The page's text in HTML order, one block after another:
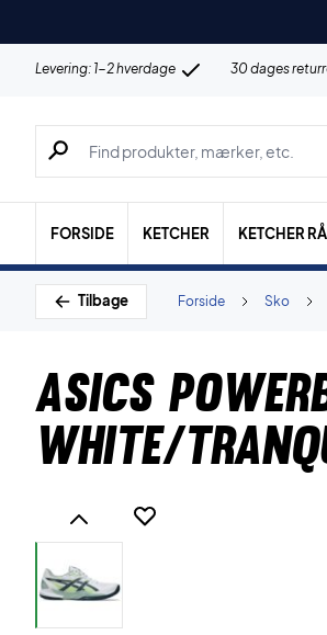
Levering: 1-2 hverdage 30 dages
Søg efter produkter, mærker etc.
FORSIDE KETCHER KETCHER
Tilbage Sko
Forside
Asics
White/